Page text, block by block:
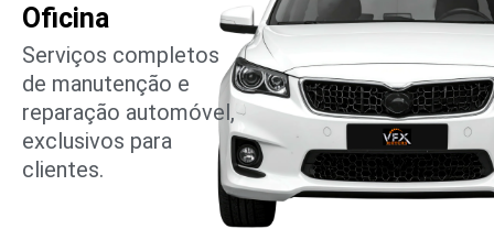
Oficina
Serviços completos
de manutenção e
reparação automóvel,
exclusivos para
clientes.